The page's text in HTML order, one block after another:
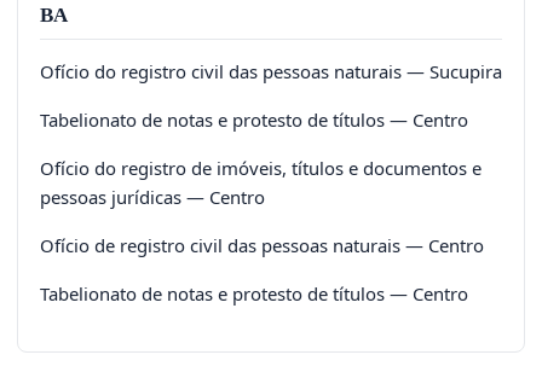
BA
Ofício do registro civil das pessoas naturais — Sucupira
Tabelionato de notas e protesto de títulos — Centro
Ofício do registro de imóveis, títulos e documentos e
pessoas jurídicas — Centro
Ofício de registro civil das pessoas naturais — Centro
Tabelionato de notas e protesto de títulos — Centro